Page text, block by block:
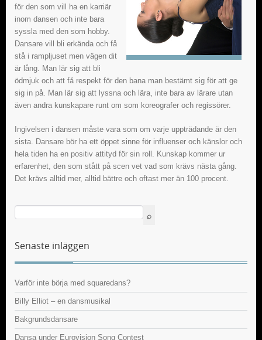
för den som vill ha en karriär
inom dansen och inte bara
syssla med den som hobby.
Dansare vill bli erkända och få
stå i rampljuset men vägen dit
är lång. Man lär sig att bli
ödmjuk och att få respekt för den bana man bestämt sig för att ge
sig in på. Man lär sig att lyssna och lära, inte bara av lärare utan
även andra kunskapare runt om som koreografer och regissörer.
Ingivelsen i dansen måste vara som om varje uppträdande är den
sista. Dansare bör ha ett öppet sinne för influenser och känslor och
hela tiden ha en positiv attityd för sin roll. Kunskap kommer ur
erfarenhet, den som stått på scen vet vad som krävs nästa gång.
Det krävs alltid mer, alltid bättre och oftast mer än 100 procent.
Senaste inläggen
Varför inte börja med squaredans?
Billy Elliot – en dansmusikal
Bakgrundsdansare
Dansa under Eurovision Song Contest